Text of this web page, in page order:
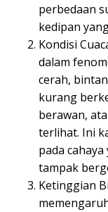
perbedaan
kedipan
Kondisi
dalam
cerah,
kurang
berawan,
terlihat. Ini
pada
tampak
Ketinggian